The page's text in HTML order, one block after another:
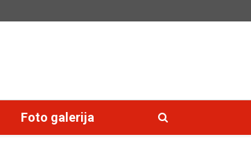
Foto galerija